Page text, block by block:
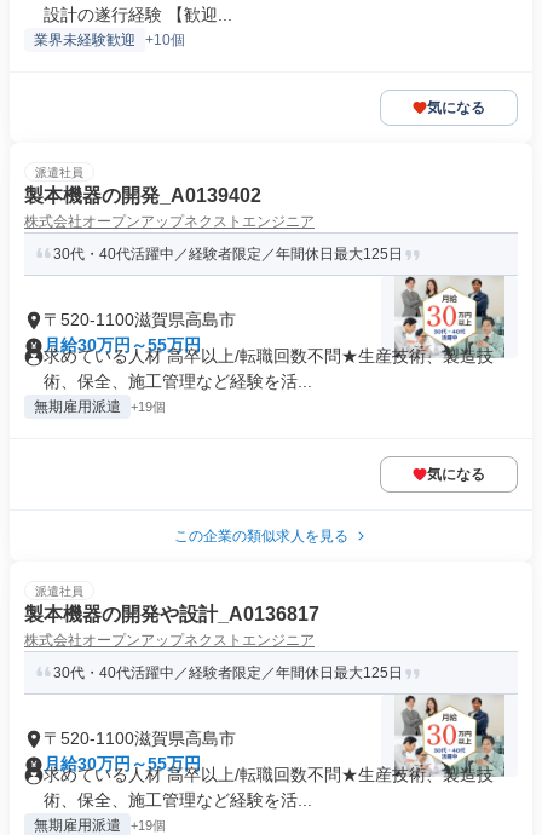
設計の遂行経験 【歓迎...
業界未経験歓迎 +10個
気になる
派遣社員
製本機器の開発_A0139402
株式会社オープンアップネクストエンジニア
30代・40代活躍中／経験者限定／年間休日最大125日
〒520-1100滋賀県高島市
月給30万円～55万円
求めている人材 高卒以上/転職回数不問★生産技術、製造技
術、保全、施工管理など経験を活...
無期雇用派遣 +19個
気になる
この企業の類似求人を見る
派遣社員
製本機器の開発や設計_A0136817
株式会社オープンアップネクストエンジニア
30代・40代活躍中／経験者限定／年間休日最大125日
〒520-1100滋賀県高島市
月給30万円～55万円
求めている人材 高卒以上/転職回数不問★生産技術、製造技
術、保全、施工管理など経験を活...
無期雇用派遣 +19個